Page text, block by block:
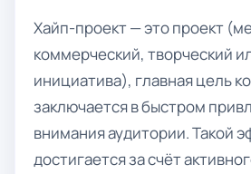
Хайп-проект — это проект
коммерческий, творческий
инициатива), главная цель
заключается в быстром
внимания аудитории. Такой
достигается за счёт